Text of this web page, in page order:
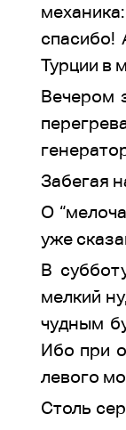
спасибо!
Турции в
Вечером
Забегая
О
уже
В
мелкий
чудным
Ибо при
левого
Столь